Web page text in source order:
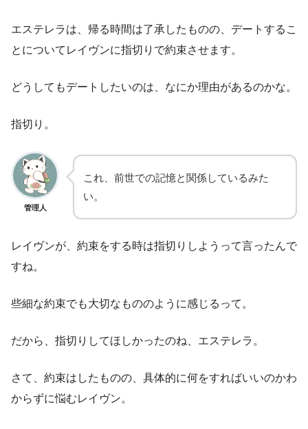
エステレラは、帰る時間は了承したものの、デートするこ
とについてレイヴンに指切りで約束させます。
どうしてもデートしたいのは、なにか理由があるのかな。
指切り。
管理人
これ、前世での記憶と関係しているみた
い。
レイヴンが、約束をする時は指切りしようって言ったんで
すね。
些細な約束でも大切なもののように感じるって。
だから、指切りしてほしかったのね、エステレラ。
さて、約束はしたものの、具体的に何をすればいいのかわ
からずに悩むレイヴン。